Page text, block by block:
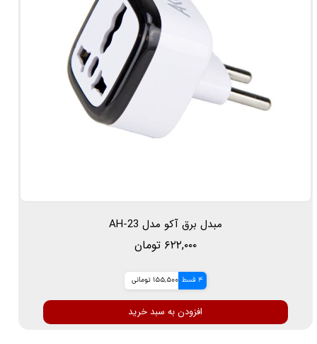
مبدل برق آکو مدل AH-23
۶۲۲,۰۰۰ تومان
4 قسط 155,500 تومانی
افزودن به سبد خرید